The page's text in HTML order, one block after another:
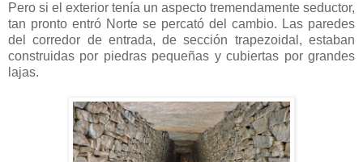
Pero si el exterior tenía un aspecto tremendamente seductor,
tan pronto entró Norte se percató del cambio. Las paredes
del corredor de entrada, de sección trapezoidal, estaban
construidas por piedras pequeñas y cubiertas por grandes
lajas.